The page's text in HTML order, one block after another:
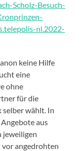
Scholz-Besuch-
nl.2022-
keine Hilfe
eine
ohne
für die
wählt. In
aus
jeweiligen
vor angedrohten